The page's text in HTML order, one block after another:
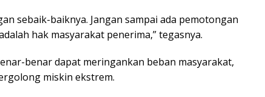
sebaik-baiknya. Jangan sampai ada pemotongan
hak masyarakat penerima,” tegasnya.
benar dapat meringankan beban masyarakat,
miskin ekstrem.